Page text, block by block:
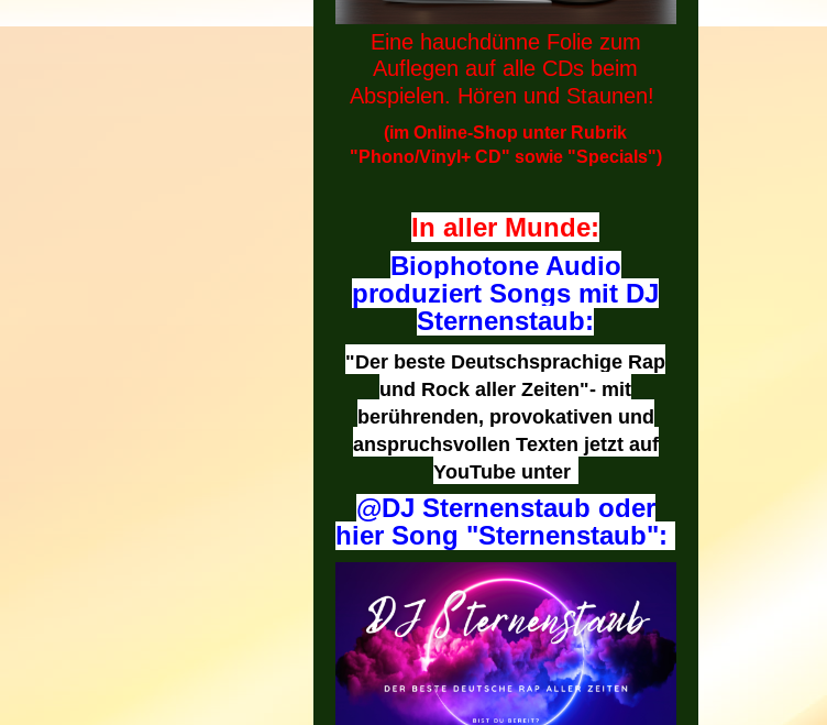
Eine hauchdünne Folie zum
Auflegen auf alle CDs beim
Abspielen. Hören und Staunen!
(im Online-Shop unter Rubrik
"Phono/Vinyl+ CD" sowie "Specials")
In aller Munde:
Biophotone Audio
produziert Songs mit DJ
Sternenstaub:
"Der beste Deutschsprachige Rap
und Rock aller Zeiten"- mit
berührenden, provokativen und
anspruchsvollen Texten jetzt auf
YouTube unter
@DJ Sternenstaub oder
hier Song "Sternenstaub":